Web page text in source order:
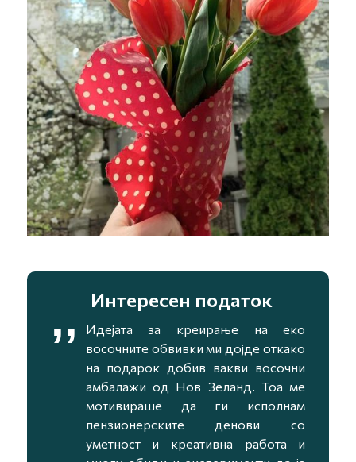
Интересен податок
,,
Идејата за креирање на еко
восочните обвивки ми дојде откако
на подарок добив вакви восочни
амбалажи од Нов Зеланд. Тоа ме
мотивираше да ги исполнам
пензионерските денови со
уметност и креативна работа и